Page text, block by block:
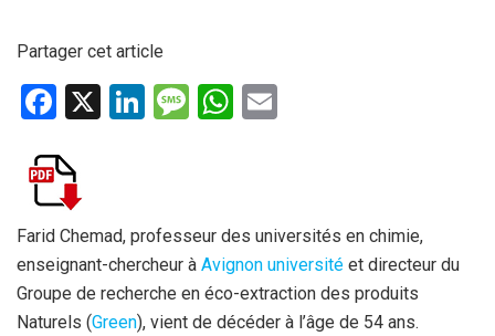
Partager cet article
F
ce
b
o
o
k
X
Li
n
M
g
e
W
A
p
p
Farid Chemad, professeur des universités en chimie,
enseignant-chercheur à Avignon université et directeur du
Groupe de recherche en éco-extraction des produits
Naturels (Green), vient de décéder à l’âge de 54 ans.